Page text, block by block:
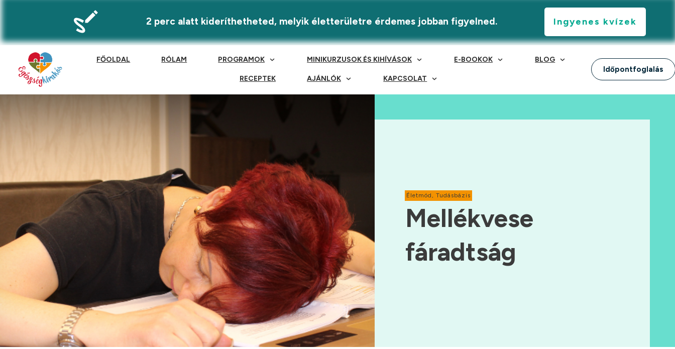
FŐOLDAL RÓLAM PROGRAMOK MINIKURZUSOK ÉS KIHÍVÁSOK E-BOOKOK BLOG
RECEPTEK AJÁNLÓK KAPCSOLAT
Időpontfoglalás
2 perc alatt kideríthetheted, melyik életterületre érdemes jobban figyelned. Ingyenes kvízek
Életmód ,Tudásbázis
Mellékvese
fáradtság